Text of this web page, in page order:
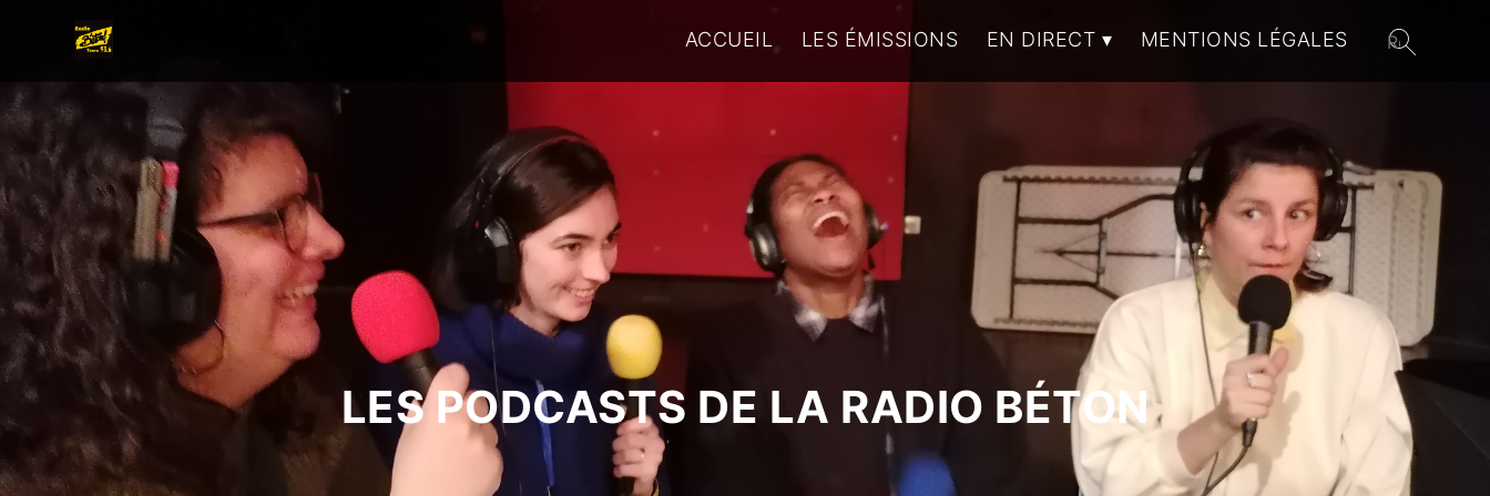
ACCUEIL LES ÉMISSIONS EN DIRECT MENTIONS LÉGALES
LES PODCASTS DE LA RADIO BÉTON